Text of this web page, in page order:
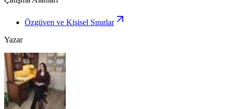
Özgüven ve Kişisel Sınırlar
Yazar